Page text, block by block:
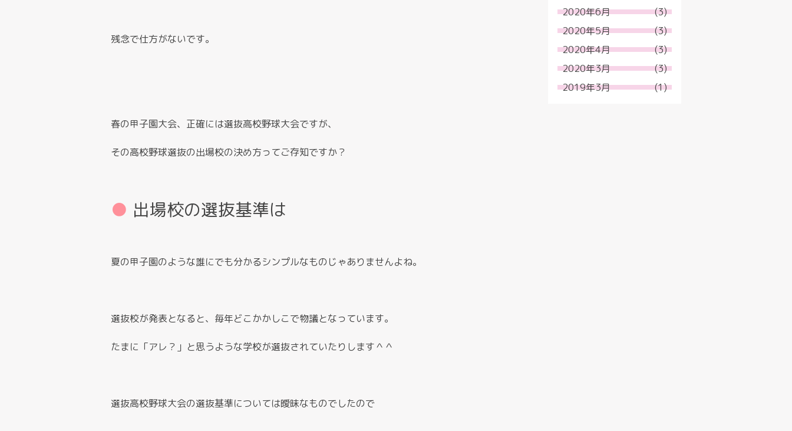
残念で仕方がないです。
春の甲子園大会、正確には選抜高校野球大会ですが、
その高校野球選抜の出場校の決め方ってご存知ですか？
出場校の選抜基準は
夏の甲子園のような誰にでも分かるシンプルなものじゃありませんよね。
選抜校が発表となると、毎年どこかかしこで物議となっています。
たまに「アレ？」と思うような学校が選抜されていたりします＾＾
選抜高校野球大会の選抜基準については曖昧なものでしたので
2020年6月
(3)
2020年5月
(3)
2020年4月
(3)
2020年3月
(3)
2019年3月
(1)